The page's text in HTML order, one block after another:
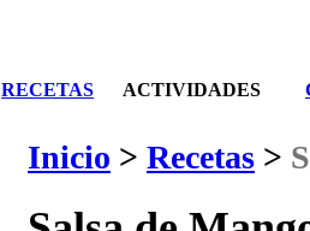
RECETAS ACTIVIDADES
Inicio > Recetas >